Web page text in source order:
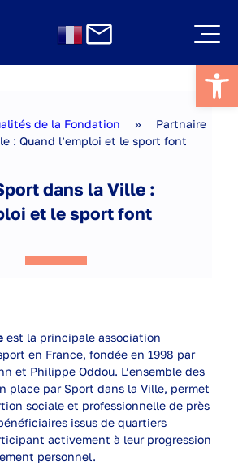
Ouvrir
de la Fondation »
Partnaire
: Quand l’emploi et le sport font
dans la Ville :
et le sport font
est la principale association
en France, fondée en 1998 par
et Philippe Oddou. L’ensemble des
place par Sport dans la Ville, permet
sociale et professionnelle de près
issus de quartiers
activement à leur progression
personnel.